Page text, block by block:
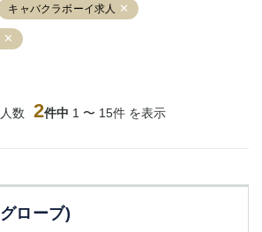
キャバクラボーイ求人
数 2件中 1 〜 15件 を表示
ローブ)
大和
五反田
布
大山
高円寺